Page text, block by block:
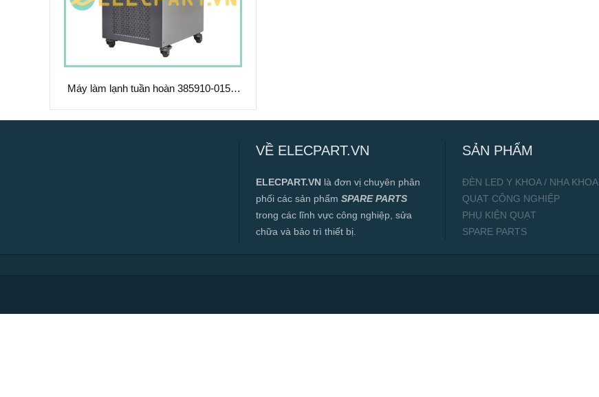
Máy làm lạnh tuần hoàn 385910-015 –
VỀ ELECPART.VN
ELECPART.VN là đơn vị chuyên phân
phối các sản phẩm SPARE PARTS
trong các lĩnh vực công nghiệp, sửa
chữa và bảo trì thiết bị.
SẢN PHẨM
ĐÈN LED Y KHOA / NHA KHOA
QUẠT CÔNG NGHIỆP
PHỤ KIỆN QUẠT
SPARE PARTS